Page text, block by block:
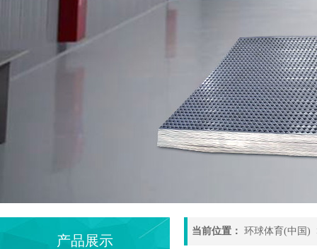
产品展示
当前位置： 环球体育(中国)